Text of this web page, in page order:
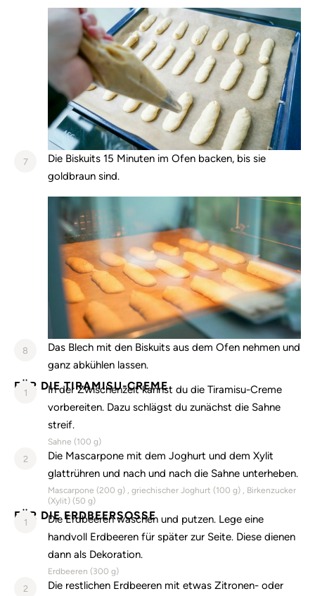
7
Die Biskuits 15 Minuten im Ofen backen, bis sie
goldbraun sind.
8
Das Blech mit den Biskuits aus dem Ofen nehmen und
ganz abkühlen lassen.
FÜR DIE TIRAMISU-CREME
1
In der Zwischenzeit kannst du die Tiramisu-Creme
vorbereiten. Dazu schlägst du zunächst die Sahne
streif.
Sahne (100 g)
2
Die Mascarpone mit dem Joghurt und dem Xylit
glattrühren und nach und nach die Sahne unterheben.
Mascarpone (200 g) griechischer Joghurt (100 g)
Birkenzucker
(Xylit) (50 g)
FÜR DIE ERDBEERSOSSE
1
Die Erdbeeren waschen und putzen. Lege eine
handvoll Erdbeeren für später zur Seite. Diese dienen
dann als Dekoration.
Erdbeeren (300 g)
2
Die restlichen Erdbeeren mit etwas Zitronen- oder